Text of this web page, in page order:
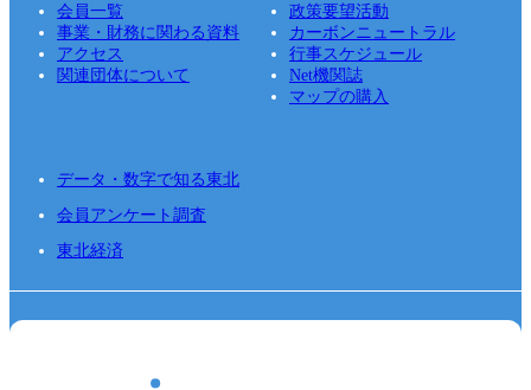
会員一覧
政策要望活動
事業・財務に関わる資料
カーボンニュートラル
アクセス
行事スケジュール
関連団体について
Net機関誌
マップの購入
データ・数字で知る東北
会員アンケート調査
東北経済